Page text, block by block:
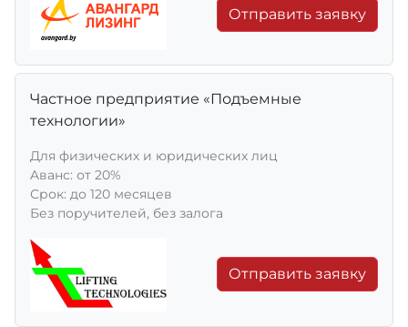
Отправить заявку
Частное предприятие «Подъемные
технологии»
Для физических и юридических лиц
Aванс: от 20%
Срок: до 120 месяцев
Без поручителей, без залога
Отправить заявку